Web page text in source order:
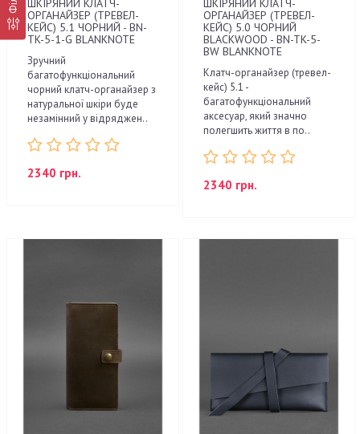
ШКІРЯНИЙ КЛАТЧ-
ОРГАНАЙЗЕР (ТРЕВЕЛ-
КЕЙС) 5.1 ЧОРНИЙ - BN-
TK-5-1-G BLANKNOTE
Зручний
багатофункціональний
чорний клатч-органайзер з
натуральної шкіри буде
незамінний у відряджен..
2340 грн.
ШКІРЯНИЙ КЛАТЧ-
ОРГАНАЙЗЕР (ТРЕВЕЛ-
КЕЙС) 5.0 ЧОРНИЙ
BLACKWOOD - BN-TK-5-
BW BLANKNOTE
Клатч-органайзер (тревел-
кейс) 5.1 -
багатофункціональний
аксесуар, який значно
полегшить життя в по..
2340 грн.